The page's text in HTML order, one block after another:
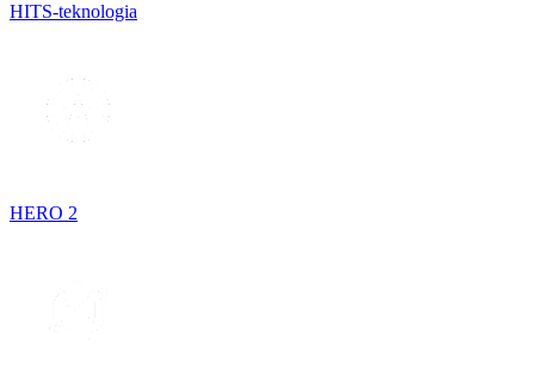
HITS-teknologia
HERO 2